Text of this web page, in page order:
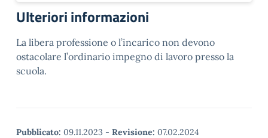
Ulteriori informazioni
La libera professione o l’incarico non devono
ostacolare l’ordinario impegno di lavoro presso la
scuola.
Pubblicato: 09.11.2023 - Revisione: 07.02.2024